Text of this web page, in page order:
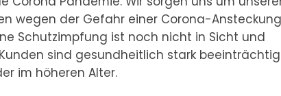
wegen der Gefahr einer Corona-
Schutzimpfung ist noch nicht in Sicht und
sind gesundheitlich stark
im höheren Alter.